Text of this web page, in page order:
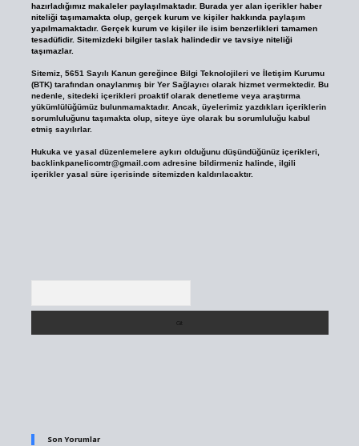
hazırladığımız makaleler paylaşılmaktadır. Burada yer alan içerikler haber
niteliği taşımamakta olup, gerçek kurum ve kişiler hakkında paylaşım
yapılmamaktadır. Gerçek kurum ve kişiler ile isim benzerlikleri tamamen
tesadüfidir. Sitemizdeki bilgiler taslak halindedir ve tavsiye niteliği
taşımazlar.
Sitemiz, 5651 Sayılı Kanun gereğince Bilgi Teknolojileri ve İletişim Kurumu
(BTK) tarafından onaylanmış bir Yer Sağlayıcı olarak hizmet vermektedir. Bu
nedenle, sitedeki içerikleri proaktif olarak denetleme veya araştırma
yükümlülüğümüz bulunmamaktadır. Ancak, üyelerimiz yazdıkları içeriklerin
sorumluluğunu taşımakta olup, siteye üye olarak bu sorumluluğu kabul
etmiş sayılırlar.
Hukuka ve yasal düzenlemelere aykırı olduğunu düşündüğünüz içerikleri,
backlinkpanelicomtr@gmail.comadresine bildirmeniz halinde, ilgili
içerikler yasal süre içerisinde sitemizden kaldırılacaktır.
Son Yorumlar